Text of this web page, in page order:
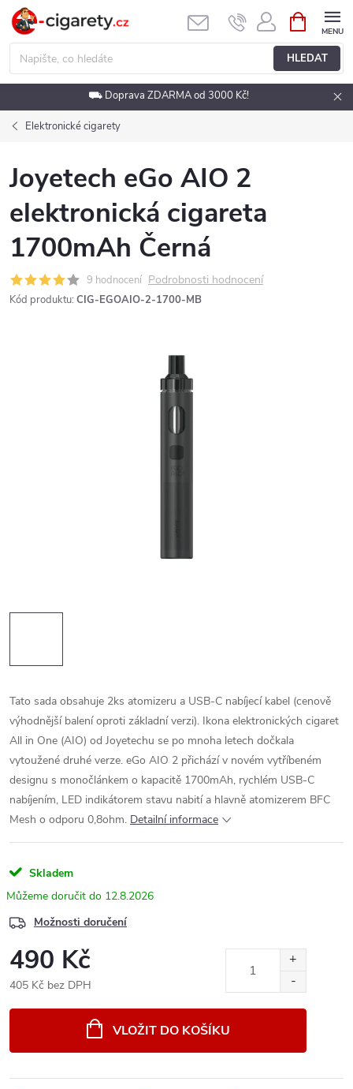
Přejít
obsah
HLEDAT
NÁKUPNÍ
KOŠÍK
⛟ Doprava ZDARMA od 3000 Kč!
Elektronické cigarety
Joyetech eGo AIO 2
elektronická cigareta
1700mAh Černá
9 hodnocení Podrobnosti hodnocení
Kód produktu: CIG-EGOAIO-2-1700-MB
Tato sada obsahuje 2ks atomizeru a USB-C nabíjecí kabel (cenově
výhodnější balení oproti základní verzi). Ikona elektronických cigaret
All in One (AIO) od Joyetechu se po mnoha letech dočkala
vytoužené druhé verze. eGo AIO 2 přichází v novém vytříbeném
designu s monočlánkem o kapacitě 1700mAh, rychlém USB-C
nabíjením, LED indikátorem stavu nabití a hlavně atomizerem BFC
Mesh o odporu 0,8ohm. Detailní informace
Skladem
12.8.2026
Možnosti doručení
490 Kč
405 Kč bez DPH
VLOŽIT DO KOŠÍKU